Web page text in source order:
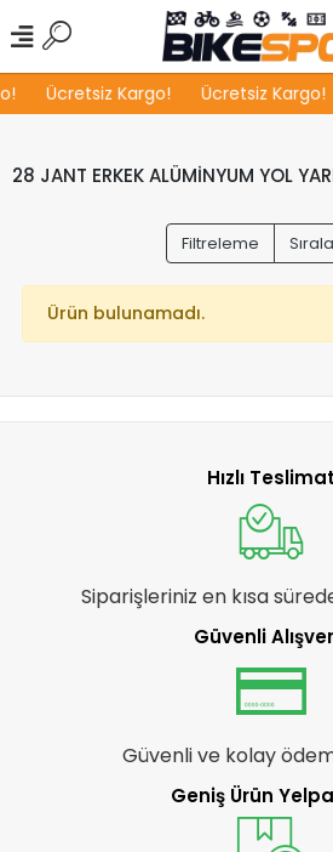
Ücretsiz Kargo! Ücretsiz Kargo!
28 JANT ERKEK ALÜMİNYUM YOL
Filtreleme
Ürün bulunamadı.
Hızlı Teslimat
Siparişleriniz en kısa
Güvenli
Güvenli ve kolay
Geniş Ürün